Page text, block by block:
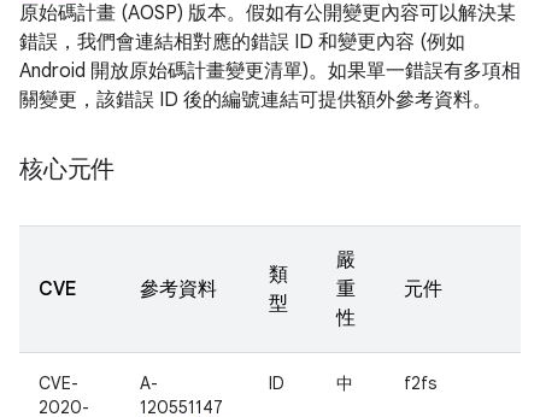
原始碼計畫 (AOSP) 版本。假如有公開變更內容可以解決某
錯誤，我們會連結相對應的錯誤 ID 和變更內容 (例如
Android 開放原始碼計畫變更清單)。如果單一錯誤有多項相
關變更，該錯誤 ID 後的編號連結可提供額外參考資料。
核心元件
CVE 參考資料
類
型
嚴
重
性
元件
CVE-
2020-
A-
120551147
ID 中 f2fs